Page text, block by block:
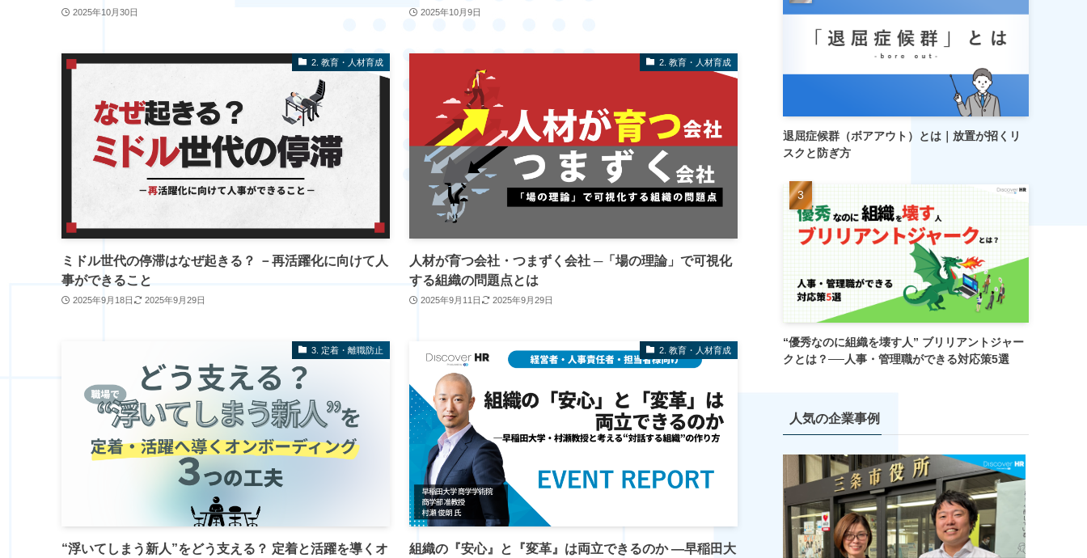
2025年10月30日 2025年10月9日
2. 教育・人材育成
ミドル世代の停滞はなぜ起きる？ －再活躍化に向けて人
事ができること
2025年9月18日 2025年9月29日
2. 教育・人材育成
人材が育つ会社・つまずく会社 ─「場の理論」で可視化
する組織の問題点とは
2025年9月11日 2025年9月29日
3. 定着・離職防止
“浮いてしまう新人”をどう支える？ 定着と活躍を導くオ
2. 教育・人材育成
組織の『安心』と『変革』は両立できるのか ―早稲田大
退屈症候群（ボアアウト）とは｜放置が招くリ
スクと防ぎ方
“優秀なのに組織を壊す人” ブリリアントジャー
クとは？──人事・管理職ができる対応策5選
人気の企業事例